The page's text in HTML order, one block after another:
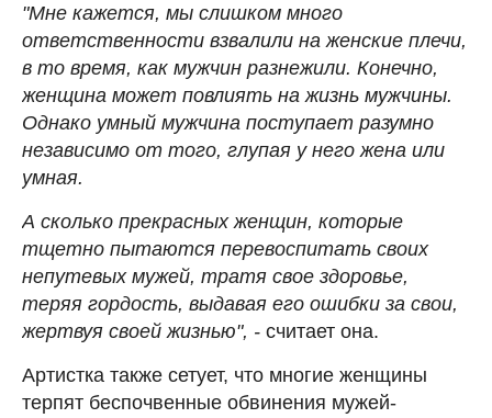
"Мне кажется, мы слишком много
ответственности взвалили на женские плечи,
в то время, как мужчин разнежили. Конечно,
женщина может повлиять на жизнь мужчины.
Однако умный мужчина поступает разумно
независимо от того, глупая у него жена или
умная.
А сколько прекрасных женщин, которые
тщетно пытаются перевоспитать своих
непутевых мужей, тратя свое здоровье,
теряя гордость, выдавая его ошибки за свои,
жертвуя своей жизнью", - считает она.
Артистка также сетует, что многие женщины
терпят беспочвенные обвинения мужей-